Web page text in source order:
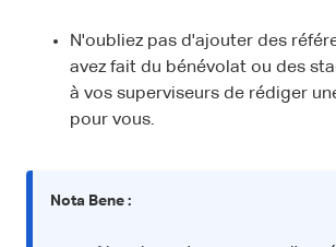
N'oubliez pas d'ajouter des
avez fait du bénévolat ou des
à vos superviseurs de rédiger
pour vous.
Nota Bene :